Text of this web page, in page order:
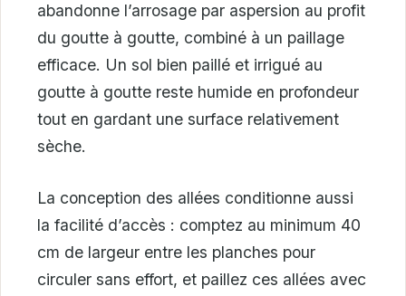
abandonne l’arrosage par aspersion au profit
du goutte à goutte, combiné à un paillage
efficace. Un sol bien paillé et irrigué au
goutte à goutte reste humide en profondeur
tout en gardant une surface relativement
sèche.
La conception des allées conditionne aussi
la facilité d’accès : comptez au minimum 40
cm de largeur entre les planches pour
circuler sans effort, et paillez ces allées avec